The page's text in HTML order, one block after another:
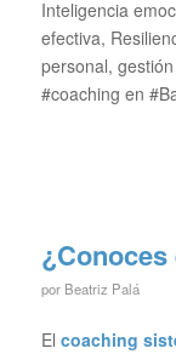
Inteligencia
efectiva,
personal,
#coaching en
por Beatriz Palá
El coaching